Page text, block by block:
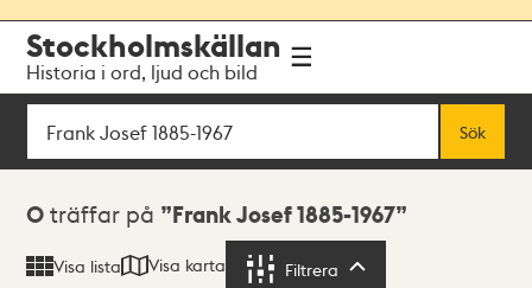
navigationen
huvudinnehållet
Stockholmskällan
Historia i ord, ljud och bild
Sök
Sök
Sökresultat
0 träffar på Frank Josef 1885-1967
Visa lista Visa karta Filtrera